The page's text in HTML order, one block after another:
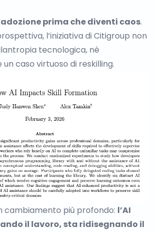
prima che diventi caos.
l’iniziativa di Citigroup non
tecnologica, né
caso virtuoso di reskilling.
cambiamento più profondo: l’AI
il lavoro, sta ridisegnando il